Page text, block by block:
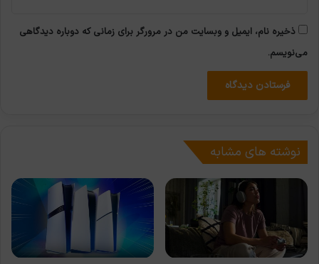
ذخیره نام، ایمیل و وبسایت من در مرورگر برای زمانی که دوباره دیدگاهی
می‌نویسم.
نوشته های مشابه